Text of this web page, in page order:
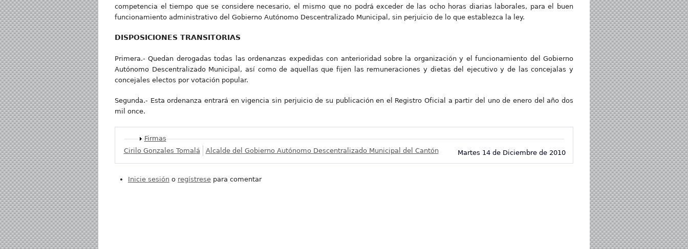
competencia el tiempo que se considere necesario, el mismo que no podrá exceder de las ocho horas diarias laborales, para el buen
funcionamiento administrativo del Gobierno Autónomo Descentralizado Municipal, sin perjuicio de lo que establezca la ley.
DISPOSICIONES TRANSITORIAS
Primera.- Quedan derogadas todas las ordenanzas expedidas con anterioridad sobre la organización y el funcionamiento del Gobierno
Autónomo Descentralizado Municipal, así como de aquellas que fijen las remuneraciones y dietas del ejecutivo y de las concejalas y
concejales electos por votación popular.
Segunda.- Esta ordenanza entrará en vigencia sin perjuicio de su publicación en el Registro Oficial a partir del uno de enero del año dos
mil once.
Mostrar
Firmas
Martes 14 de Diciembre de 2010
Cirilo Gonzales Tomalá Alcalde del Gobierno Autónomo Descentralizado Municipal del Cantón
Inicie sesión o regístrese para comentar